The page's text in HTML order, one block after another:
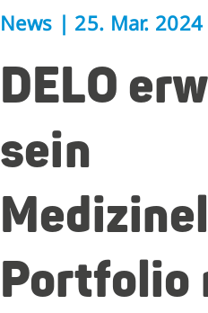
News | 25. Mar. 2024
DELO
sein
Portfolio